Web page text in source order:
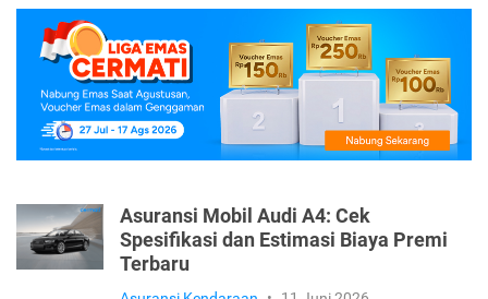
Asuransi Mobil Audi A4: Cek
Spesifikasi dan Estimasi Biaya Premi
Terbaru